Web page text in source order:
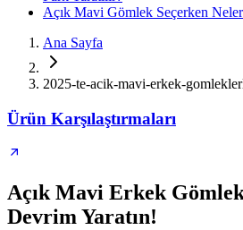
Açık Mavi Gömlek Seçerken
Ana Sayfa
2025-te-acik-mavi-erkek-
Ürün Karşılaştırmaları
Açık Mavi Erkek
Devrim Yaratın!